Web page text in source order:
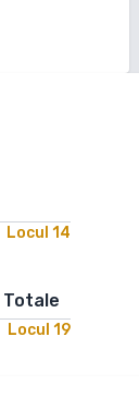
Locul 14
Locul 19